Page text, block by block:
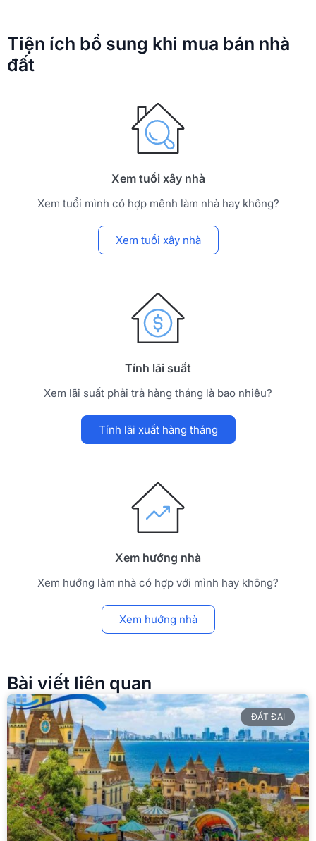
Xem tuổi mình có hợp mệnh làm nhà hay không?
Tính lãi suất
Xem lãi suất phải trả hàng tháng là bao nhiêu?
Xem hướng nhà
Xem hướng làm nhà có hợp với mình hay không?
Bài viết liên quan
Đất DKV có lên thổ cư được không?
6 Bước chuyển đổi đất DKV sang
đất thổ cư bạn cần biết 2025
Bạn đang tìm hiểu về “Đất DKV có lên thổ cư được
không” Thắc mắc của bạn hoàn toàn chính
XEM CHI TIẾT >>